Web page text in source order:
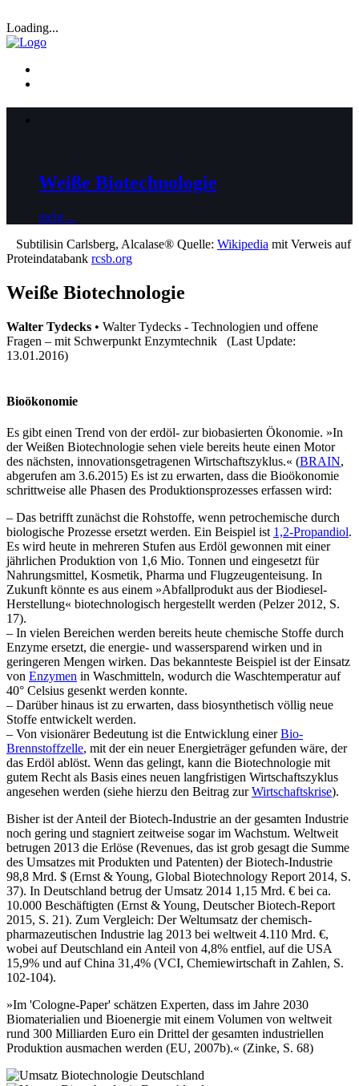
Loading...
Weiße Biotechnologie
mehr ...
Subtilisin Carlsberg, Alcalase® Quelle: Wikipedia mit Verweis auf
Proteindatabank rcsb.org
Weiße Biotechnologie
Walter Tydecks • Walter Tydecks - Technologien und offene
Fragen – mit Schwerpunkt Enzymtechnik (Last Update:
13.01.2016)
Bioökonomie
Es gibt einen Trend von der erdöl- zur biobasierten Ökonomie. »In
der Weißen Biotechnologie sehen viele bereits heute einen Motor
des nächsten, innovationsgetragenen Wirtschaftszyklus.« (BRAIN,
abgerufen am 3.6.2015) Es ist zu erwarten, dass die Bioökonomie
schrittweise alle Phasen des Produktionsprozesses erfassen wird:
– Das betrifft zunächst die Rohstoffe, wenn petrochemische durch
biologische Prozesse ersetzt werden. Ein Beispiel ist 1,2-Propandiol.
Es wird heute in mehreren Stufen aus Erdöl gewonnen mit einer
jährlichen Produktion von 1,6 Mio. Tonnen und eingesetzt für
Nahrungsmittel, Kosmetik, Pharma und Flugzeugenteisung. In
Zukunft könnte es aus einem »Abfallprodukt aus der Biodiesel-
Herstellung« biotechnologisch hergestellt werden (Pelzer 2012, S.
17).
– In vielen Bereichen werden bereits heute chemische Stoffe durch
Enzyme ersetzt, die energie- und wassersparend wirken und in
geringeren Mengen wirken. Das bekannteste Beispiel ist der Einsatz
von Enzymen in Waschmitteln, wodurch die Waschtemperatur auf
40° Celsius gesenkt werden konnte.
– Darüber hinaus ist zu erwarten, dass biosynthetisch völlig neue
Stoffe entwickelt werden.
– Von visionärer Bedeutung ist die Entwicklung einerBio-
Brennstoffzelle, mit der ein neuer Energieträger gefunden wäre, der
das Erdöl ablöst. Wenn das gelingt, kann die Biotechnologie mit
gutem Recht als Basis eines neuen langfristigen Wirtschaftszyklus
angesehen werden (siehe hierzu den Beitrag zurWirtschaftskrise).
Bisher ist der Anteil der Biotech-Industrie an der gesamten Industrie
noch gering und stagniert zeitweise sogar im Wachstum. Weltweit
betrugen 2013 die Erlöse (Revenues, das ist grob gesagt die Summe
des Umsatzes mit Produkten und Patenten) der Biotech-Industrie
98,8 Mrd. $ (Ernst & Young, Global Biotechnology Report 2014, S.
37). In Deutschland betrug der Umsatz 2014 1,15 Mrd. € bei ca.
10.000 Beschäftigten (Ernst & Young, Deutscher Biotech-Report
2015, S. 21). Zum Vergleich: Der Weltumsatz der chemisch-
pharmazeutischen Industrie lag 2013 bei weltweit 4.110 Mrd. €,
wobei auf Deutschland ein Anteil von 4,8% entfiel, auf die USA
15,9% und auf China 31,4% (VCI, Chemiewirtschaft in Zahlen, S.
102-104).
»Im 'Cologne-Paper' schätzen Experten, dass im Jahre 2030
Biomaterialien und Bioenergie mit einem Volumen von weltweit
rund 300 Milliarden Euro ein Drittel der gesamten industriellen
Produktion ausmachen werden (EU, 2007b).« (Zinke, S. 68)